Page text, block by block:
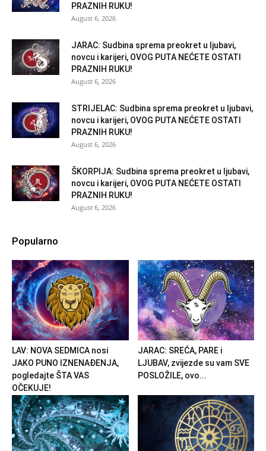
PRAZNIH RUKU!
August 6, 2026
JARAC: Sudbina sprema preokret u ljubavi,
novcu i karijeri, OVOG PUTA NEĆETE OSTATI
PRAZNIH RUKU!
August 6, 2026
STRIJELAC: Sudbina sprema preokret u ljubavi,
novcu i karijeri, OVOG PUTA NEĆETE OSTATI
PRAZNIH RUKU!
August 6, 2026
ŠKORPIJA: Sudbina sprema preokret u ljubavi,
novcu i karijeri, OVOG PUTA NEĆETE OSTATI
PRAZNIH RUKU!
August 6, 2026
Popularno
LAV: NOVA SEDMICA nosi
JAKO PUNO IZNENAĐENJA,
pogledajte ŠTA VAS
OČEKUJE!
JARAC: SREĆA, PARE i
LJUBAV, zvijezde su vam SVE
POSLOŽILE, ovo...